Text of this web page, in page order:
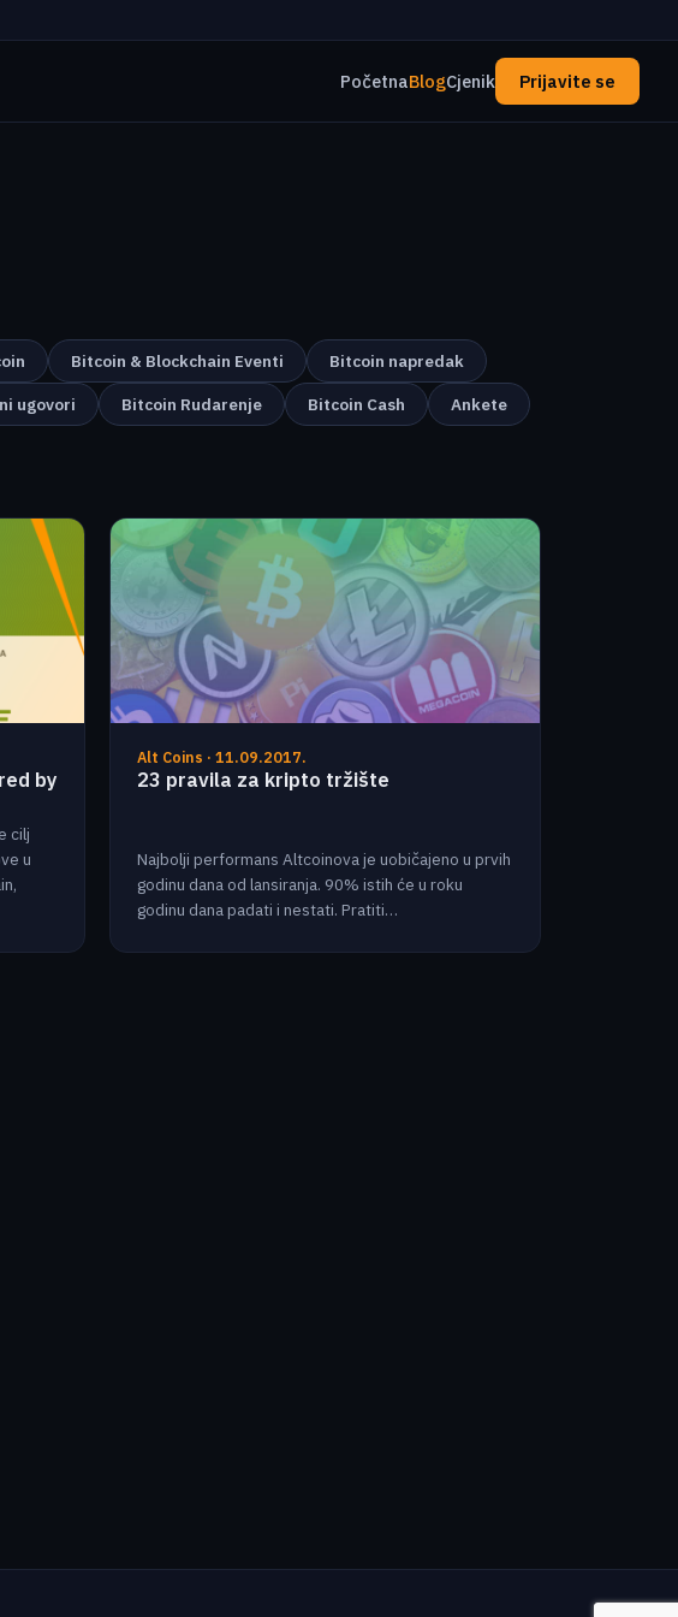
PočetnaBlogCjenik Prijavite se
Bitcoin & Blockchain Eventi
Bitcoin napredak
ugovori Bitcoin Rudarenje Bitcoin Cash
Ankete
by
cilj
u
Alt Coins · 11.09.2017.
23 pravila za kripto tržište
Najbolji performans Altcoinova je uobičajeno u prvih
godinu dana od lansiranja. 90% istih će u roku
godinu dana padati i nestati. Pratiti…